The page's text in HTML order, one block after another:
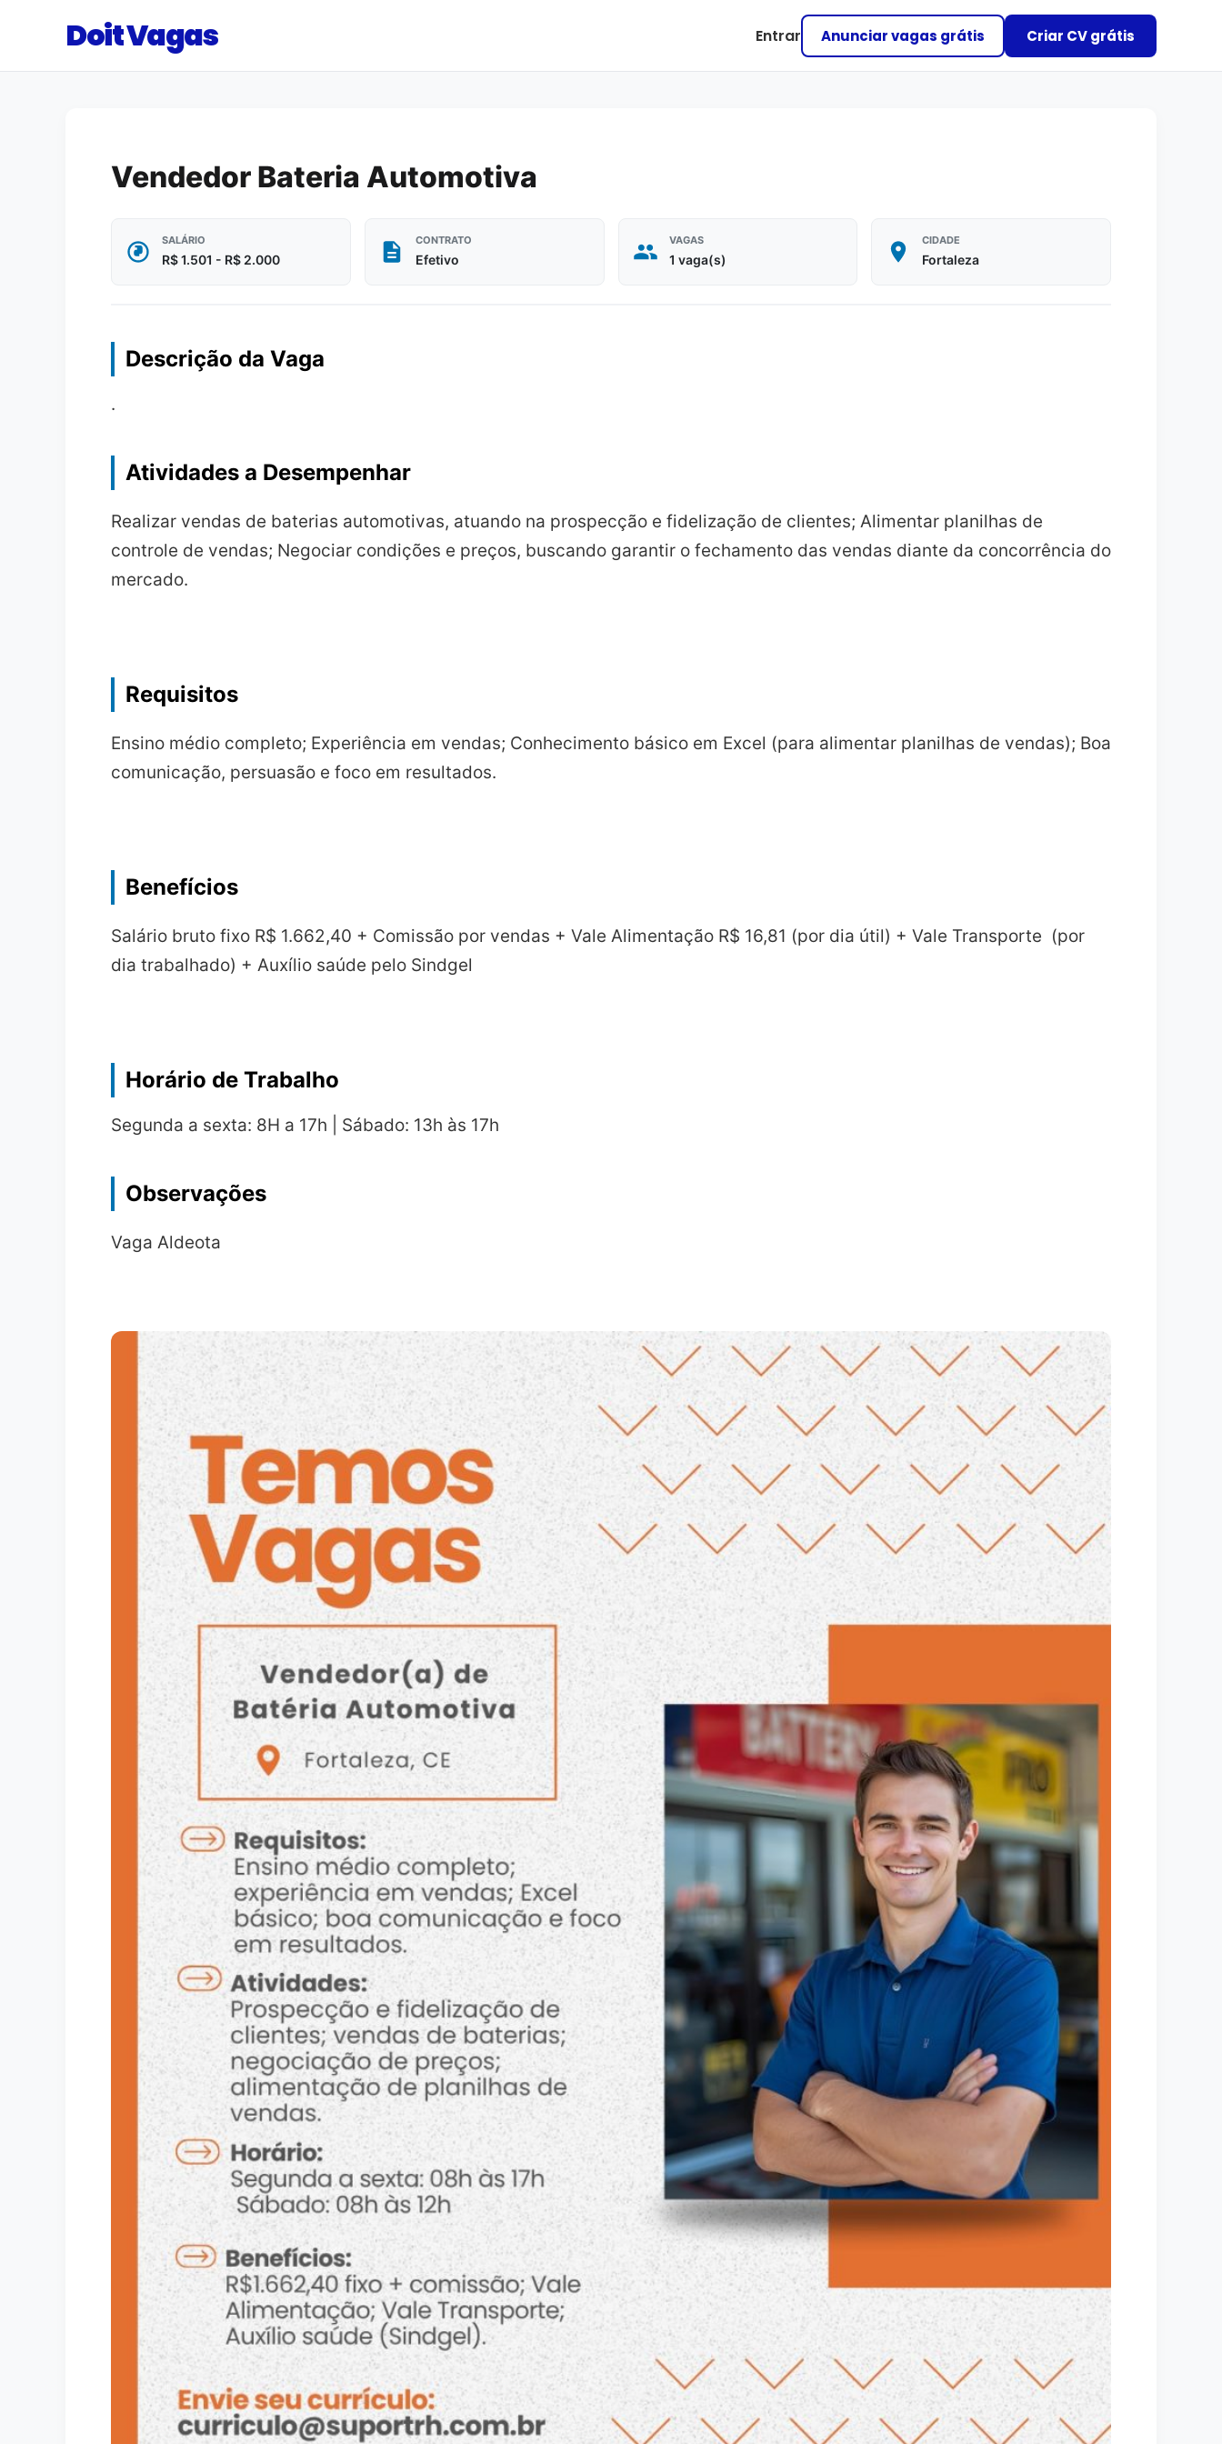
Doit Vagas Entrar Anunciar vagas grátis Criar CV grátis
Vendedor Bateria Automotiva
SALÁRIO
R$ 1.501 - R$ 2.000
CONTRATO
Efetivo
VAGAS
1 vaga(s)
CIDADE
Fortaleza
Descrição da Vaga
.
Atividades a Desempenhar
Realizar vendas de baterias automotivas, atuando na prospecção e fidelização de clientes; Alimentar planilhas de
controle de vendas; Negociar condições e preços, buscando garantir o fechamento das vendas diante da concorrência do
mercado.
Requisitos
Ensino médio completo; Experiência em vendas; Conhecimento básico em Excel (para alimentar planilhas de vendas); Boa
comunicação, persuasão e foco em resultados.
Benefícios
Salário bruto fixo R$ 1.662,40 + Comissão por vendas + Vale Alimentação R$ 16,81 (por dia útil) + Vale Transporte (por
dia trabalhado) + Auxílio saúde pelo Sindgel
Horário de Trabalho
Segunda a sexta: 8H a 17h | Sábado: 13h às 17h
Observações
Vaga Aldeota